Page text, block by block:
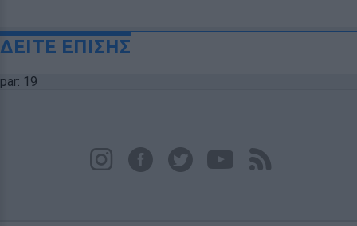
ΔΕΙΤΕ ΕΠΙΣΗΣ
par: 19